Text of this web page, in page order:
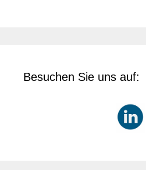
Besuchen Sie uns auf: